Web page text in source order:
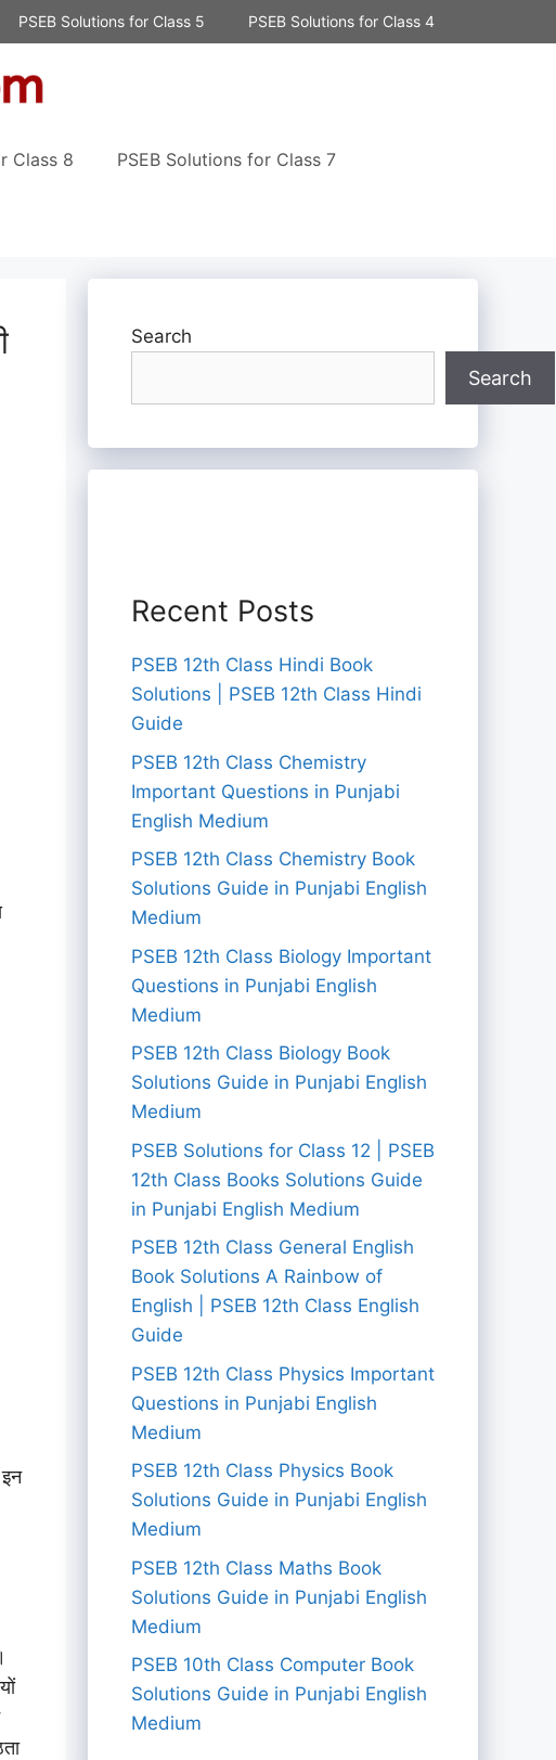
PSEB Solutions for Class 5 PSEB Solutions for Class 4
Class 8 PSEB Solutions for Class 7
Search
Search
Recent Posts
PSEB 12th Class Hindi Book
Solutions | PSEB 12th Class Hindi
Guide
PSEB 12th Class Chemistry
Important Questions in Punjabi
English Medium
PSEB 12th Class Chemistry Book
Solutions Guide in Punjabi English
Medium
PSEB 12th Class Biology Important
Questions in Punjabi English
Medium
PSEB 12th Class Biology Book
Solutions Guide in Punjabi English
Medium
PSEB Solutions for Class 12 | PSEB
12th Class Books Solutions Guide
in Punjabi English Medium
PSEB 12th Class General English
Book Solutions A Rainbow of
English | PSEB 12th Class English
Guide
PSEB 12th Class Physics Important
Questions in Punjabi English
Medium
PSEB 12th Class Physics Book
Solutions Guide in Punjabi English
Medium
PSEB 12th Class Maths Book
Solutions Guide in Punjabi English
Medium
PSEB 10th Class Computer Book
Solutions Guide in Punjabi English
Medium